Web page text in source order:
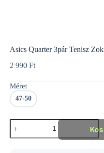
Asics Quarter 3pár Tenisz
2 990 Ft
Méret
47-50
Asics
Quarter
3pár